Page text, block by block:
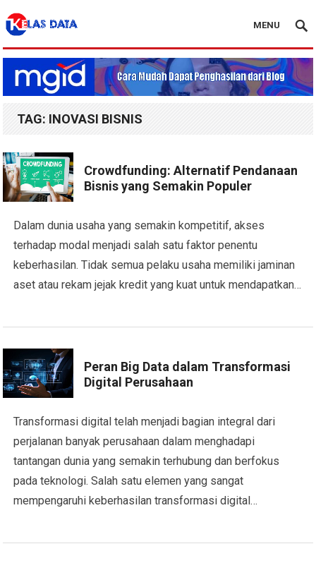
Blog Kelas Data
MENU
TAG: INOVASI BISNIS
Crowdfunding: Alternatif Pendanaan
Bisnis yang Semakin Populer
Dalam dunia usaha yang semakin kompetitif, akses
terhadap modal menjadi salah satu faktor penentu
keberhasilan. Tidak semua pelaku usaha memiliki jaminan
aset atau rekam jejak kredit yang kuat untuk mendapatkan…
Peran Big Data dalam Transformasi
Digital Perusahaan
Transformasi digital telah menjadi bagian integral dari
perjalanan banyak perusahaan dalam menghadapi
tantangan dunia yang semakin terhubung dan berfokus
pada teknologi. Salah satu elemen yang sangat
mempengaruhi keberhasilan transformasi digital…